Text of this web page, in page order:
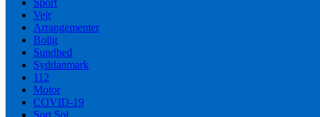
Vejr
Arrangementer
Bolig
Sundhed
Syddanmark
112
Motor
COVID-19
Sort Sol